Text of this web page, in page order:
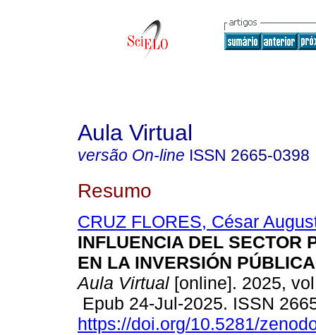
Aula Virtual
versão On-line ISSN 2665-0398
Resumo
CRUZ FLORES, César
INFLUENCIA DEL SECTOR
EN LA INVERSIÓN
Aula Virtual [online]. 2025,
Epub 24-Jul-2025. ISSN
https://doi.org/10.5281/